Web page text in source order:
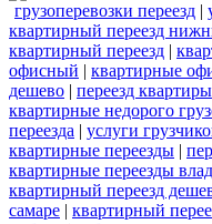
грузоперевозки переезд |
квартирный переезд
квартирный переезд |
офисный | квартирные
дешево | переезд квартиры
квартирные недорого
переезда | услуги
квартирные переезды |
квартирные переезды
квартирный переезд
самаре | квартирный